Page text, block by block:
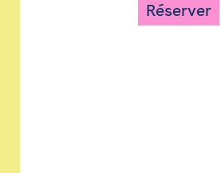
Réserver